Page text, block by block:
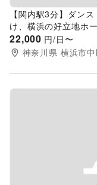
【関内駅3分】ダン
け、横浜の好立地ホ
22,000 円/日〜
神奈川県 横浜市中
Previous slide